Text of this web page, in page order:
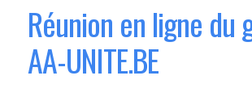
Réunion en ligne du
AA-UNITE.BE